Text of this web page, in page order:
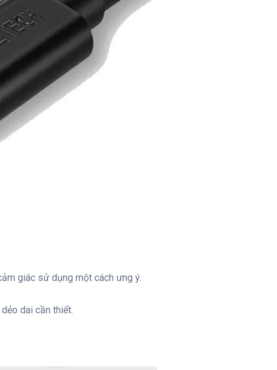
giác sử dụng một cách ưng ý.
dai cần thiết.